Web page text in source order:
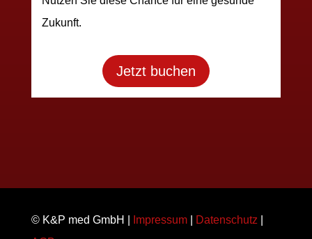
Zukunft.
Jetzt buchen
© K&P med GmbH | Impressum| Datenschutz